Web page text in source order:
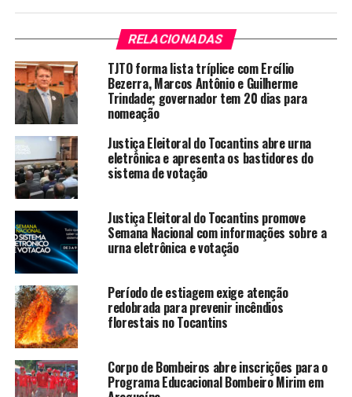
RELACIONADAS
TJTO forma lista tríplice com Ercílio
Bezerra, Marcos Antônio e Guilherme
Trindade; governador tem 20 dias para
nomeação
Justiça Eleitoral do Tocantins abre urna
eletrônica e apresenta os bastidores do
sistema de votação
Justiça Eleitoral do Tocantins promove
Semana Nacional com informações sobre a
urna eletrônica e votação
Período de estiagem exige atenção
redobrada para prevenir incêndios
florestais no Tocantins
Corpo de Bombeiros abre inscrições para o
Programa Educacional Bombeiro Mirim em